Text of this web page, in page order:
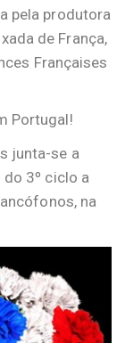
pela produtora
de França,
Françaises
Portugal!
junta-se a
3º ciclo a
na